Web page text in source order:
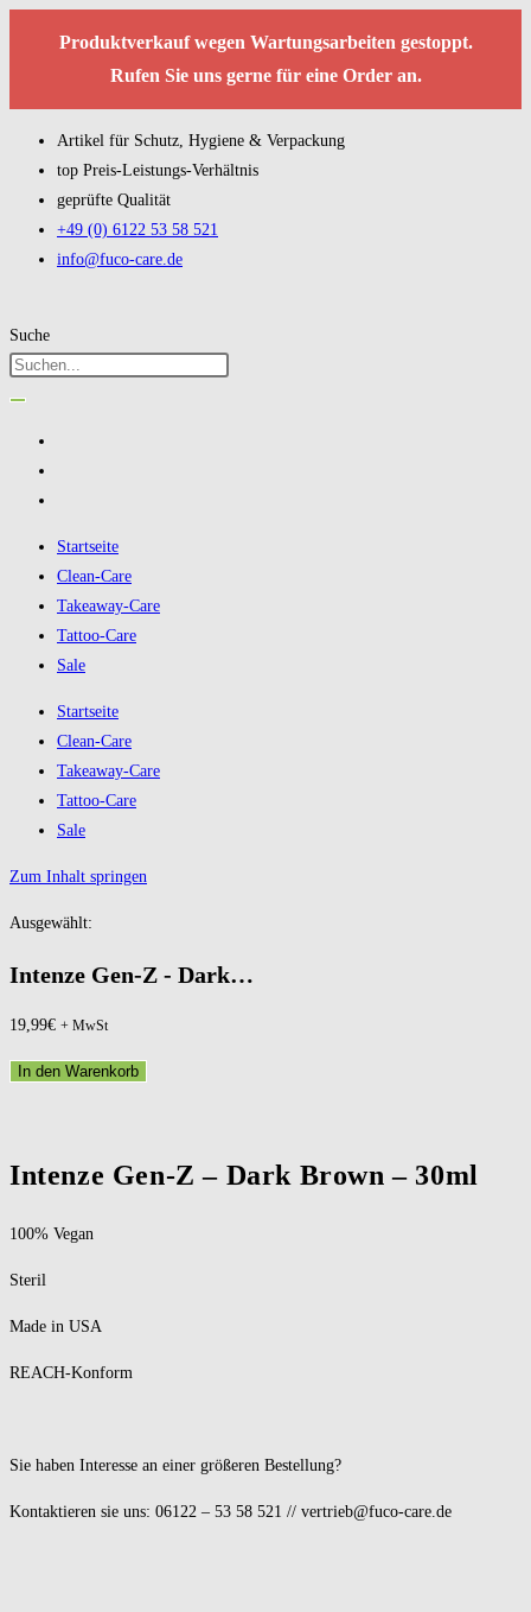
Produktverkauf wegen Wartungsarbeiten gestoppt.
Rufen Sie uns gerne für eine Order an.
Artikel für Schutz, Hygiene & Verpackung
top Preis-Leistungs-Verhältnis
geprüfte Qualität
+49 (0) 6122 53 58 521
info@fuco-care.de
Suche
Startseite
Clean-Care
Takeaway-Care
Tattoo-Care
Sale
Startseite
Clean-Care
Takeaway-Care
Tattoo-Care
Sale
Zum Inhalt springen
Ausgewählt:
Intenze Gen-Z - Dark…
19,99€ + MwSt
In den Warenkorb
Intenze Gen-Z – Dark Brown – 30ml
100% Vegan
Steril
Made in USA
REACH-Konform
Sie haben Interesse an einer größeren Bestellung?
Kontaktieren sie uns: 06122 – 53 58 521 // vertrieb@fuco-care.de